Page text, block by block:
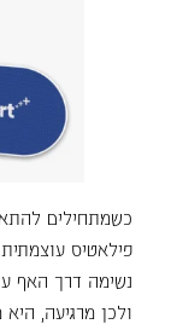
כשמתחילים
פילאטיס
נשימה דרך האף
ולכן מרגיעה,